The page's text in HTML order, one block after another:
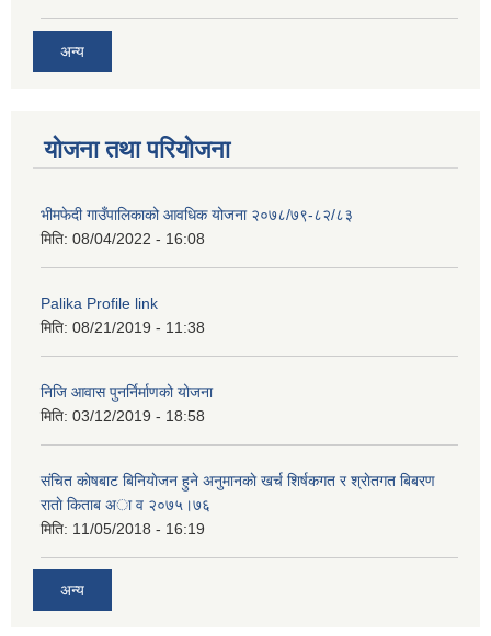
अन्य
योजना तथा परियोजना
भीमफेदी गाउँपालिकाको आवधिक योजना २०७८/७९-८२/८३
मिति: 08/04/2022 - 16:08
Palika Profile link
मिति: 08/21/2019 - 11:38
निजि आवास पुनर्निर्माणको योजना
मिति: 03/12/2019 - 18:58
संचित काेषबाट बिनियाेजन हुने अनुमानकाे खर्च शिर्षकगत र श्राेतगत बिबरण
राताे किताब अा‍ व २‍०७५।७६
मिति: 11/05/2018 - 16:19
अन्य